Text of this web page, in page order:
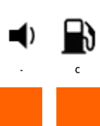
- C